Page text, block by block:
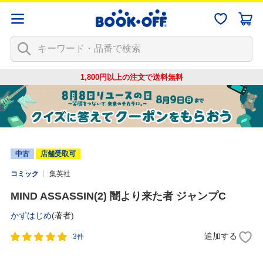
1,800円以上の注文で送料無料
中古 店舗受取可
コミック 集英社
MIND ASSASSIN(2) 闇より来た者 ジャンプC
かずはじめ(著者)
3件 追加する